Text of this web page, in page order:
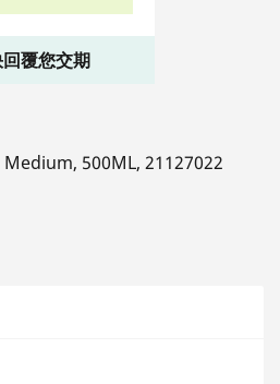
覆您交期
500ML, 21127022